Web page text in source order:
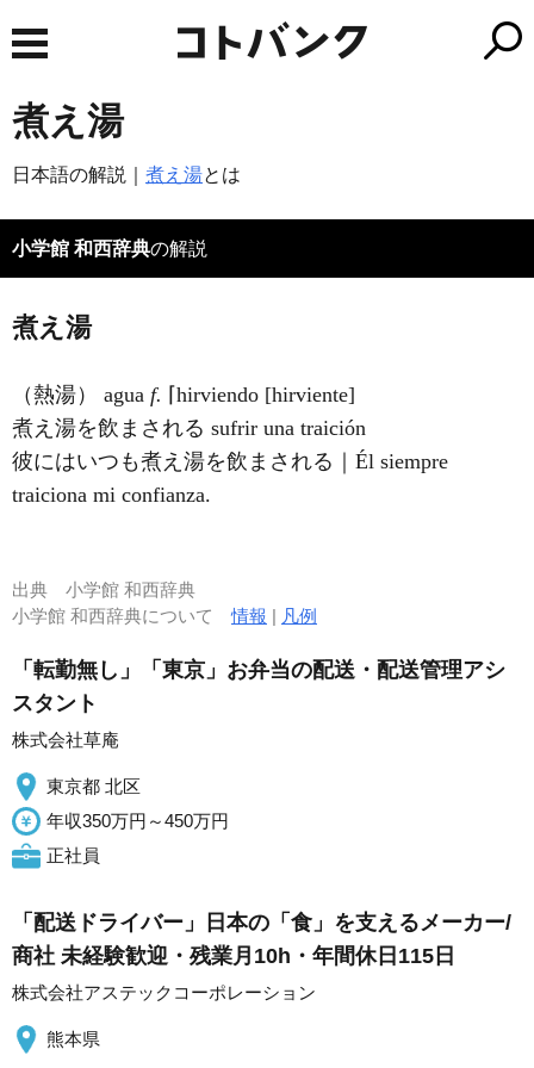
煮え湯
日本語の解説｜ 煮え湯とは
小学館 和西辞典の解説
煮え湯
（熱湯） agua f. ⌈hirviendo [hirviente]
煮え湯を飲まされる sufrir una traición
彼にはいつも煮え湯を飲まされる｜Él siempre
traiciona mi confianza.
出典 小学館 和西辞典
小学館 和西辞典について情報 | 凡例
「転勤無し」「東京」お弁当の配送・配送管理アシ
スタント
株式会社草庵
東京都 北区
年収350万円～450万円
正社員
「配送ドライバー」日本の「食」を支えるメーカー/
商社 未経験歓迎・残業月10h・年間休日115日
株式会社アステックコーポレーション
熊本県